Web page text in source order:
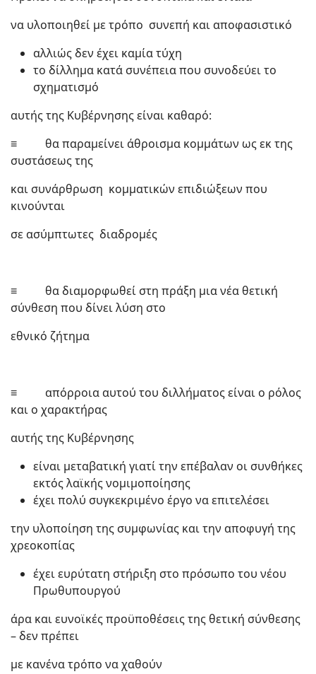
να υλοποιηθεί με τρόπο συνεπή και αποφασιστικό
αλλιώς δεν έχει καμία τύχη
το δίλλημα κατά συνέπεια που συνοδεύει το
σχηματισμό
αυτής της Κυβέρνησης είναι καθαρό:
≡ θα παραμείνει άθροισμα κομμάτων ως εκ της
συστάσεως της
και συνάρθρωση κομματικών επιδιώξεων που
κινούνται
σε ασύμπτωτες διαδρομές
≡ θα διαμορφωθεί στη πράξη μια νέα θετική
σύνθεση που δίνει λύση στο
εθνικό ζήτημα
≡ απόρροια αυτού του διλλήματος είναι ο ρόλος
και ο χαρακτήρας
αυτής της Κυβέρνησης
είναι μεταβατική γιατί την επέβαλαν οι συνθήκες
εκτός λαϊκής νομιμοποίησης
έχει πολύ συγκεκριμένο έργο να επιτελέσει
την υλοποίηση της συμφωνίας και την αποφυγή της
χρεοκοπίας
έχει ευρύτατη στήριξη στο πρόσωπο του νέου
Πρωθυπουργού
άρα και ευνοϊκές προϋποθέσεις της θετική σύνθεσης
– δεν πρέπει
με κανένα τρόπο να χαθούν